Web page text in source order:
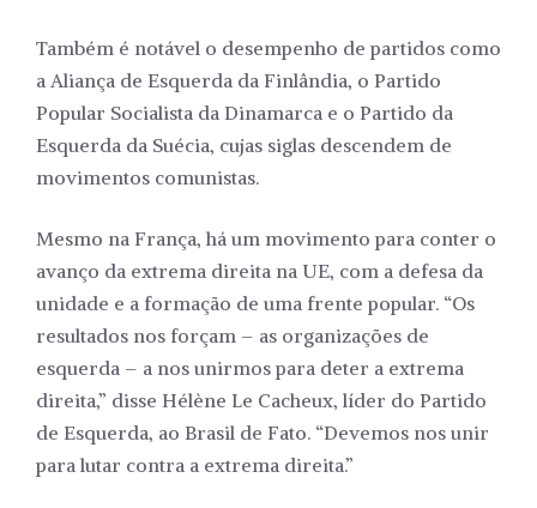
Também é notável o desempenho de partidos como
a Aliança de Esquerda da Finlândia, o Partido
Popular Socialista da Dinamarca e o Partido da
Esquerda da Suécia, cujas siglas descendem de
movimentos comunistas.
Mesmo na França, há um movimento para conter o
avanço da extrema direita na UE, com a defesa da
unidade e a formação de uma frente popular. “Os
resultados nos forçam – as organizações de
esquerda – a nos unirmos para deter a extrema
direita,” disse Hélène Le Cacheux, líder do Partido
de Esquerda, ao Brasil de Fato. “Devemos nos unir
para lutar contra a extrema direita.”